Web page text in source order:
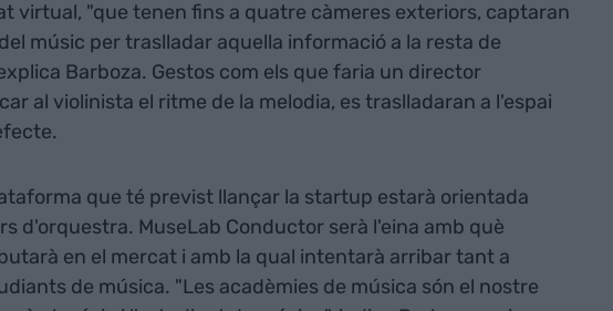
virtual, "que tenen fins a quatre càmeres exteriors, captaran
músic per traslladar aquella informació a la resta de
Barboza. Gestos com els que faria un director
al violinista el ritme de la melodia, es traslladaran a l'espai
que té previst llançar la startup estarà orientada
d'orquestra. MuseLab Conductor serà l'eina amb què
en el mercat i amb la qual intentarà arribar tant a
de música. "Les acadèmies de música són el nostre